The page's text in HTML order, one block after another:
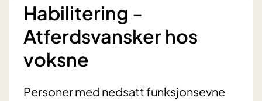
Habilitering -
Atferdsvansker hos
voksne
Personer med nedsatt funksjonsevne